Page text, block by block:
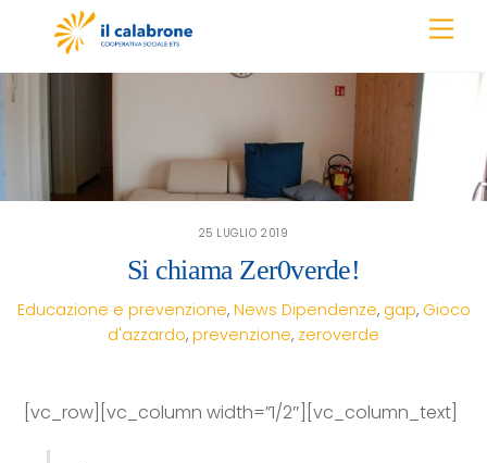
content
25 LUGLIO 2019
Si chiama Zer0verde!
Educazione e prevenzione, News Dipendenze, gap, Gioco
d'azzardo, prevenzione, zeroverde
[vc_row][vc_column width=”1/2″][vc_column_text]